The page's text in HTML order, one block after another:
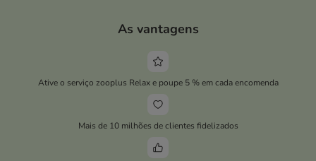
As vantagens
Ative o serviço zooplus Relax e poupe 5 % em cada encomenda
Mais de 10 milhões de clientes fidelizados